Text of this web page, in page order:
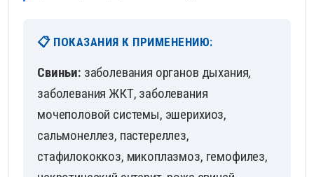
📋 ПОКАЗАНИЯ К ПРИМЕНЕНИЮ:
Свиньи: заболевания органов дыхания,
заболевания ЖКТ, заболевания
мочеполовой системы, эшерихиоз,
сальмонеллез, пастереллез,
стафилококкоз, микоплазмоз, гемофилез,